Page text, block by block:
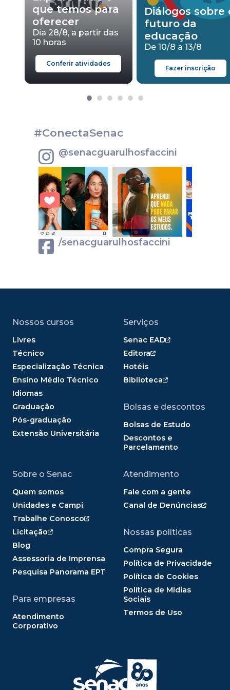
que temos para
oferecer
Dia 28/8, a partir das
10 horas
Conferir atividades
Diálogos sobre
futuro da
educação
De 10/8 a 13/8
Fazer inscrição
#ConectaSenac
@senacguarulhosfaccini
/senacguarulhosfaccini
Nossos cursos
Livres
Técnico
Especialização Técnica
Ensino Médio Técnico
Idiomas
Graduação
Pós-graduação
Extensão Universitária
Serviços
Senac EAD
Editora
Hotéis
Biblioteca
Bolsas e descontos
Bolsas de Estudo
Descontos e
Parcelamento
Sobre o Senac
Quem somos
Unidades e Campi
Trabalhe Conosco
Licitação
Blog
Assessoria de Imprensa
Pesquisa Panorama EPT
Para empresas
Atendimento
Corporativo
Atendimento
Fale com a gente
Canal de Denúncias
Nossas políticas
Compra Segura
Política de Privacidade
Política de Cookies
Política de Mídias
Sociais
Termos de Uso